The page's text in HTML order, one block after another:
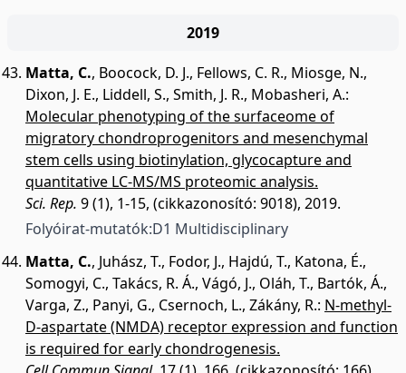
2019
Matta, C., Boocock, D. J., Fellows, C. R., Miosge, N.,
Dixon, J. E., Liddell, S., Smith, J. R., Mobasheri, A.:
Molecular phenotyping of the surfaceome of
migratory chondroprogenitors and mesenchymal
stem cells using biotinylation, glycocapture and
quantitative LC-MS/MS proteomic analysis.
Sci. Rep. 9 (1), 1-15, (cikkazonosító: 9018), 2019.
Folyóirat-mutatók:D1 Multidisciplinary
Matta, C., Juhász, T., Fodor, J., Hajdú, T., Katona, É.,
Somogyi, C., Takács, R. Á., Vágó, J., Oláh, T., Bartók, Á.,
Varga, Z., Panyi, G., Csernoch, L., Zákány, R.: N-methyl-
D-aspartate (NMDA) receptor expression and function
is required for early chondrogenesis.